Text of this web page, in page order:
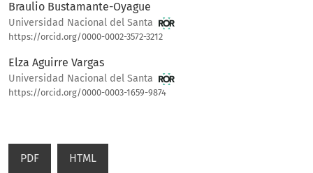
Braulio Bustamante-Oyague
Universidad Nacional del Santa
https://orcid.org/0000-0002-3572-3212
Elza Aguirre Vargas
Universidad Nacional del Santa
https://orcid.org/0000-0003-1659-9874
PDF HTML